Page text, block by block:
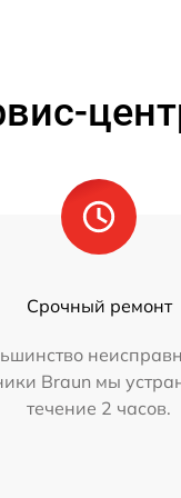
Срочный ремонт
Braun мы
течение 2 часов.